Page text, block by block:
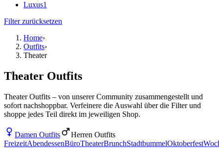
Luxus1
Filter zurücksetzen
Home›
Outfits›
Theater
Theater Outfits
Theater Outfits – von unserer Community zusammengestellt und
sofort nachshoppbar. Verfeinere die Auswahl über die Filter und
shoppe jedes Teil direkt im jeweiligen Shop.
Damen Outfits
Herren Outfits
FreizeitAbendessenBüroTheaterBrunchStadtbummelOktoberfest